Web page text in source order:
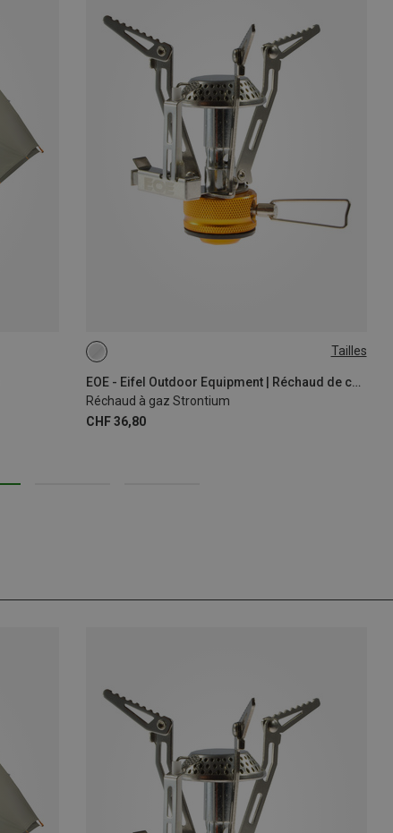
Tailles
EOE - Eifel Outdoor Equipment | Réchaud de camping
Réchaud à gaz Strontium
CHF 36,80
ONE SIZE